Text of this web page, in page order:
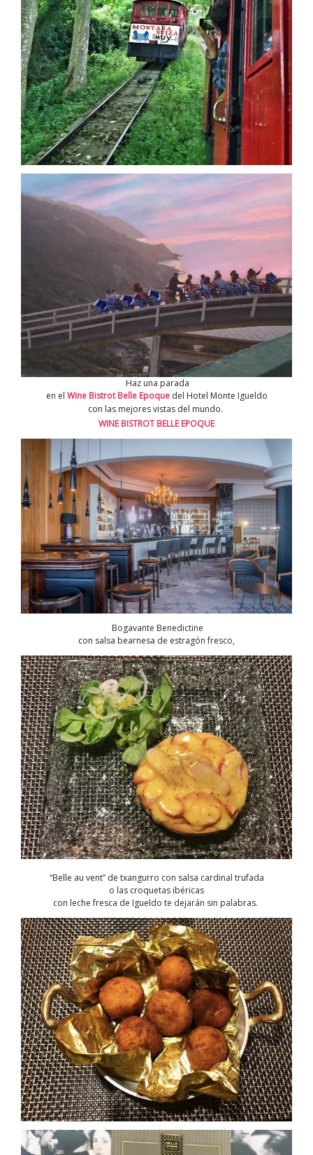
Haz una parada
en el Wine Bistrot Belle Epoquedel Hotel Monte Igueldo
con las mejores vistas del mundo.
WINE BISTROT BELLE EPOQUE
Bogavante Benedictine
con salsa bearnesa de estragón fresco,
“Belle au vent” de txangurro con salsa cardinal trufada
o las croquetas ibéricas
con leche fresca de Igueldo te dejarán sin palabras.